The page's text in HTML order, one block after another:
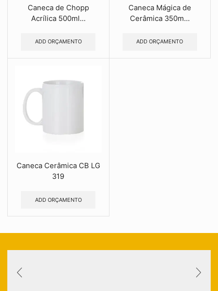
Caneca de Chopp
Acrílica 500ml...
ADD ORÇAMENTO
Caneca Mágica de
Cerâmica 350m...
ADD ORÇAMENTO
Caneca Cerâmica CB LG
319
ADD ORÇAMENTO